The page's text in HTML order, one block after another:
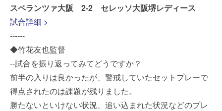
スペランツァ大阪 2-2 セレッソ大阪堺レディース
試合詳細 >
------
◆竹花友也監督
--試合を振り返ってみてどうですか？
前半の入りは良かったが、警戒していたセットプレーで
得点されたのは課題が残りました。
勝たないといけない状況、追い込まれた状況などのプレ